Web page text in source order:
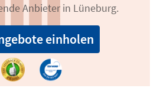
Anbieter in Lüneburg.
einholen